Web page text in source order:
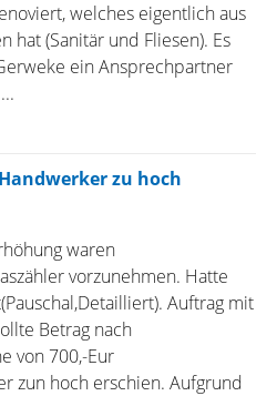
welches eigentlich aus
hat (Sanitär und Fliesen). Es
ein Ansprechpartner
zu hoch
waren
vorzunehmen. Hatte
Auftrag mit
Betrag nach
von 700,-Eur
zun hoch erschien. Aufgrund